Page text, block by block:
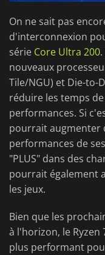
On ne sait pas
d'interconnexion
série Core Ultra 200
nouveaux
Tile/NGU) et Die-to-
réduire les temps
performances. Si
pourrait augmenter
performances de
"PLUS" dans des
pourrait également
les jeux.
Bien que les
à l'horizon, le Ryzen
plus performant